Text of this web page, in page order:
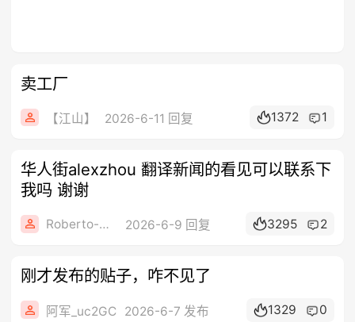
卖工厂
【江山】 2026-6-11 回复 1372 1
华人街alexzhou 翻译新闻的看见可以联系下
我吗 谢谢
Roberto-008 2026-6-9 回复 3295 2
刚才发布的贴子，咋不见了
阿军_uc2GC 2026-6-7 发布 1329 0